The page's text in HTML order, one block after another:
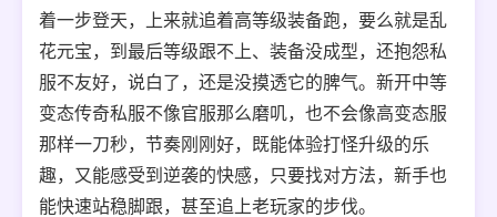
着一步登天，上来就追着高等级装备跑，要么就是乱
花元宝，到最后等级跟不上、装备没成型，还抱怨私
服不友好，说白了，还是没摸透它的脾气。新开中等
变态传奇私服不像官服那么磨叽，也不会像高变态服
那样一刀秒，节奏刚刚好，既能体验打怪升级的乐
趣，又能感受到逆袭的快感，只要找对方法，新手也
能快速站稳脚跟，甚至追上老玩家的步伐。